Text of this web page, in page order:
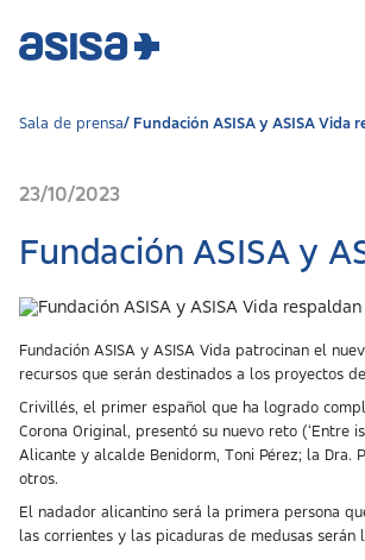
Sala de prensa Fundación ASISA y ASISA
23/10/2023
Fundación ASISA y
Fundación ASISA y ASISA Vida patrocinan el
recursos que serán destinados a los proyectos
Crivillés, el primer español que ha logrado
Corona Original, presentó su nuevo reto (‘Entre
Alicante y alcalde Benidorm, Toni Pérez; la Dra.
otros.
El nadador alicantino será la primera persona
las corrientes y las picaduras de medusas